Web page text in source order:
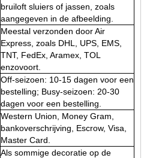
bruiloft sluiers of jassen, zoals
aangegeven in de afbeelding.
Meestal verzonden door Air
Express, zoals DHL, UPS, EMS,
TNT, FedEx, Aramex, TOL
enzovoort.
Off-seizoen: 10-15 dagen voor een
bestelling; Busy-seizoen: 20-30
dagen voor een bestelling.
Western Union, Money Gram,
bankoverschrijving, Escrow, Visa,
Master Card.
Als sommige decoratie op de